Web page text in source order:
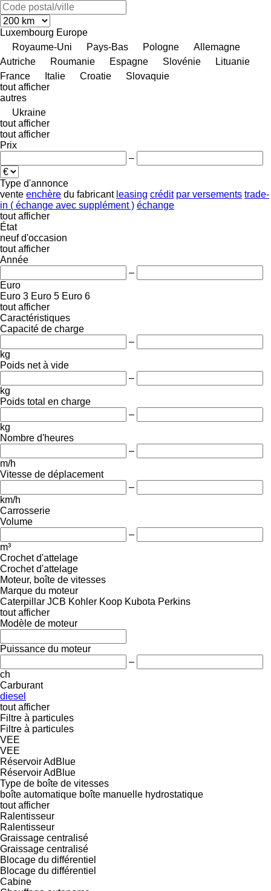
Luxembourg Europe
Royaume-Uni
Pays-Bas Pologne
Allemagne
Autriche
Roumanie Espagne Slovénie
Lituanie
France
Italie Croatie
Slovaquie
tout afficher
autres
Ukraine
tout afficher
tout afficher
Prix
–
Type d'annonce
vente enchère du fabricant leasing crédit par versements trade-
in ( échange avec supplément ) échange
tout afficher
État
neuf d'occasion
tout afficher
Année
–
Euro
Euro 3 Euro 5 Euro 6
tout afficher
Caractéristiques
Capacité de charge
–
kg
Poids net à vide
–
kg
Poids total en charge
–
kg
Nombre d'heures
–
m/h
Vitesse de déplacement
–
km/h
Carrosserie
Volume
–
m³
Crochet d'attelage
Crochet d'attelage
Moteur, boîte de vitesses
Marque du moteur
Caterpillar JCB Kohler Koop Kubota Perkins
tout afficher
Modèle de moteur
Puissance du moteur
–
ch
Carburant
diesel
tout afficher
Filtre à particules
Filtre à particules
VEE
VEE
Réservoir AdBlue
Réservoir AdBlue
Type de boîte de vitesses
boîte automatique boîte manuelle hydrostatique
tout afficher
Ralentisseur
Ralentisseur
Graissage centralisé
Graissage centralisé
Blocage du différentiel
Blocage du différentiel
Cabine